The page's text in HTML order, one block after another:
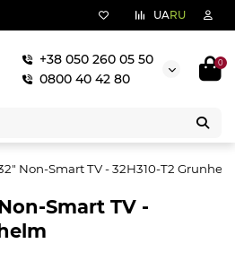
UARU
+38 050 260 05 50
0800 40 42 80
0
Non-Smart TV - 32H310-T2
Smart TV -